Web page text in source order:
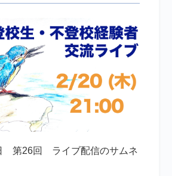
第26回 ライブ配信のサムネ